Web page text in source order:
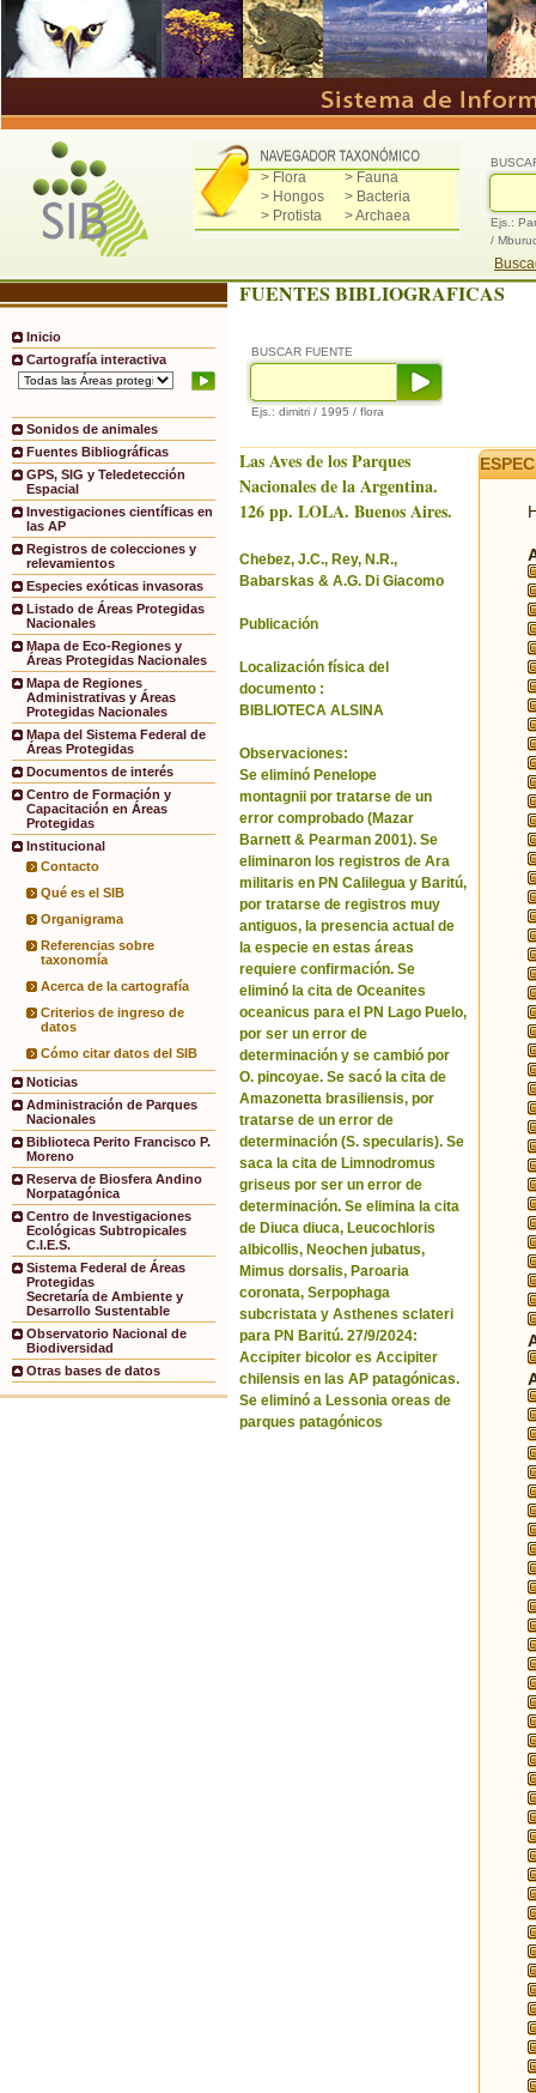
> Flora
> Fauna
> Hongos
> Bacteria
> Protista
> Archaea
Ejs.:
/
Inicio
Cartografía interactiva
Sonidos de animales
Fuentes Bibliográficas
GPS, SIG y Teledetección
Espacial
Investigaciones científicas en
las AP
Registros de colecciones y
relevamientos
Especies exóticas invasoras
Listado de Áreas Protegidas
Nacionales
Mapa de Eco-Regiones y
Áreas Protegidas Nacionales
Mapa de Regiones
Administrativas y Áreas
Protegidas Nacionales
Mapa del Sistema Federal de
Áreas Protegidas
Documentos de interés
Centro de Formación y
Capacitación en Áreas
Protegidas
Institucional
Contacto
Qué es el SIB
Organigrama
Referencias sobre
taxonomía
Acerca de la cartografía
Criterios de ingreso de
datos
Cómo citar datos del SIB
Noticias
Administración de Parques
Nacionales
Biblioteca Perito Francisco P.
Moreno
Reserva de Biosfera Andino
Norpatagónica
Centro de Investigaciones
Ecológicas Subtropicales
C.I.E.S.
Sistema Federal de Áreas
Protegidas
Secretaría de Ambiente y
Desarrollo Sustentable
Observatorio Nacional de
Biodiversidad
Otras bases de datos
FUENTES BIBLIOGRAFICAS
BUSCAR FUENTE
Ejs.: dimitri / 1995 / flora
Las Aves de los Parques
Nacionales de la Argentina.
126 pp. LOLA. Buenos Aires.
Chebez, J.C., Rey, N.R.,
Babarskas & A.G. Di Giacomo
Publicación
Localización física del
documento :
BIBLIOTECA ALSINA
Observaciones:
Se eliminó Penelope
montagnii por tratarse de un
error comprobado (Mazar
Barnett & Pearman 2001). Se
eliminaron los registros de Ara
militaris en PN Calilegua y Baritú,
por tratarse de registros muy
antiguos, la presencia actual de
la especie en estas áreas
requiere confirmación. Se
eliminó la cita de Oceanites
oceanicus para el PN Lago Puelo,
por ser un error de
determinación y se cambió por
O. pincoyae. Se sacó la cita de
Amazonetta brasiliensis, por
tratarse de un error de
determinación (S. specularis). Se
saca la cita de Limnodromus
griseus por ser un error de
determinación. Se elimina la cita
de Diuca diuca, Leucochloris
albicollis, Neochen jubatus,
Mimus dorsalis, Paroaria
coronata, Serpophaga
subcristata y Asthenes sclateri
para PN Baritú. 27/9/2024:
Accipiter bicolor es Accipiter
chilensis en las AP patagónicas.
Se eliminó a Lessonia oreas de
parques patagónicos